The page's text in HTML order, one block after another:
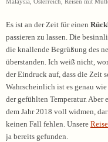
Es ist an der Zeit für einen
passieren zu lassen. Die
die knallende Begrüßung des
überstanden. Ich weiß nicht,
der Eindruck auf, dass die Zeit
Wahrscheinlich ist es genau
der gefühlten Temperatur. Aber
dem Jahr 2018 voll widmen,
keinen Fall fehlen. Unsere
ja bereits gefunden.